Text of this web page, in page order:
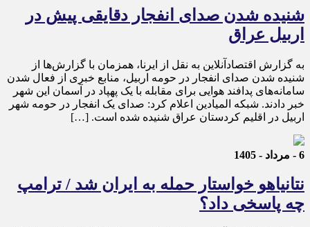
شنیده شدن صدای انفجار دقایقی پیش در
اربیل عراق
به گزارش اقتصادآنلاین به نقل از ایرنا، همزمان با گزارش‌ها از
شنیده شدن صدای انفجار در حومه اربیل، منابع خبری از فعال شدن
سامانه‌های پدافند هوایی برای مقابله با یک پهپاد در آسمان این شهر
خبر دادند. شبکه المیادین اعلام کرد: صدای یک انفجار در حومه شهر
اربیل در اقلیم کردستان عراق شنیده شده است. […]
6 - مرداد - 1405
نتانیاهو خواستار حمله به ایران شد / ترامپ
چه پاسخی داد؟